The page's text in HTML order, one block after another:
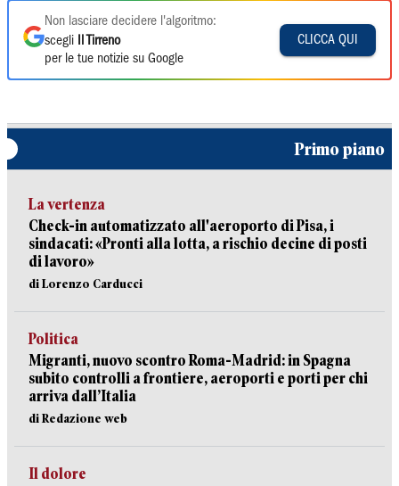
Non lasciare decidere l'algoritmo:
scegli
Il Tirreno
per le tue notizie su Google
CLICCA QUI
Primo piano
La vertenza
Check-in automatizzato all'aeroporto di Pisa, i
sindacati: «Pronti alla lotta, a rischio decine di posti
di lavoro»
di Lorenzo Carducci
Politica
Migranti, nuovo scontro Roma-Madrid: in Spagna
subito controlli a frontiere, aeroporti e porti per chi
arriva dall’Italia
di Redazione web
Il dolore